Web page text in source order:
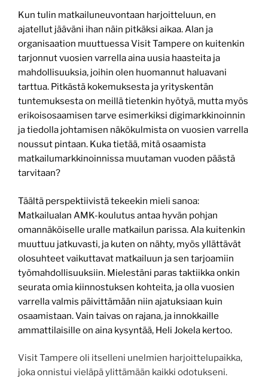
Kun tulin matkailuneuvontaan harjoitteluun, en
ajatellut jääväni ihan näin pitkäksi aikaa. Alan ja
organisaation muuttuessa Visit Tampere on kuitenkin
tarjonnut vuosien varrella aina uusia haasteita ja
mahdollisuuksia, joihin olen huomannut haluavani
tarttua. Pitkästä kokemuksesta ja yrityskentän
tuntemuksesta on meillä tietenkin hyötyä, mutta myös
erikoisosaamisen tarve esimerkiksi digimarkkinoinnin
ja tiedolla johtamisen näkökulmista on vuosien varrella
noussut pintaan. Kuka tietää, mitä osaamista
matkailumarkkinoinnissa muutaman vuoden päästä
tarvitaan?
Täältä perspektiivistä tekeekin mieli sanoa:
Matkailualan AMK-koulutus antaa hyvän pohjan
omannäköiselle uralle matkailun parissa. Ala kuitenkin
muuttuu jatkuvasti, ja kuten on nähty, myös yllättävät
olosuhteet vaikuttavat matkailuun ja sen tarjoamiin
työmahdollisuuksiin. Mielestäni paras taktiikka onkin
seurata omia kiinnostuksen kohteita, ja olla vuosien
varrella valmis päivittämään niin ajatuksiaan kuin
osaamistaan. Vain taivas on rajana, ja innokkaille
ammattilaisille on aina kysyntää, Heli Jokela kertoo.
Visit Tampere oli itselleni unelmien harjoittelupaikka,
joka onnistui vieläpä ylittämään kaikki odotukseni.